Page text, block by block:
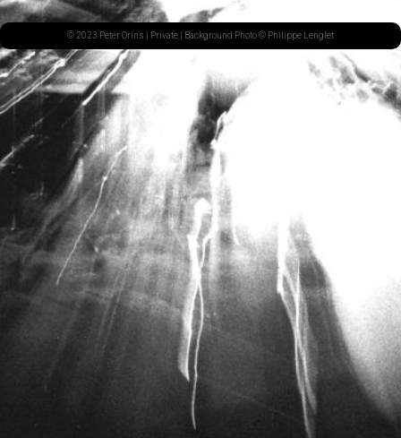
© 2023 Peter Orins | Private | Background Photo © Philippe Lenglet